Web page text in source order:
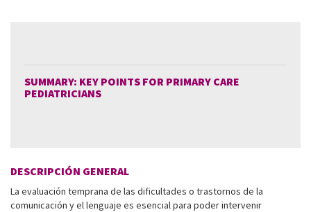
SUMMARY: KEY POINTS FOR PRIMARY CARE
PEDIATRICIANS
DESCRIPCIÓN GENERAL
La evaluación temprana de las dificultades o trastornos de la
comunicación y el lenguaje es esencial para poder intervenir